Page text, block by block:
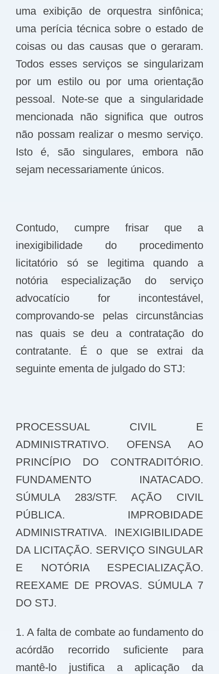
uma exibição de orquestra sinfônica;
uma perícia técnica sobre o estado de
coisas ou das causas que o geraram.
Todos esses serviços se singularizam
por um estilo ou por uma orientação
pessoal. Note-se que a singularidade
mencionada não significa que outros
não possam realizar o mesmo serviço.
Isto é, são singulares, embora não
sejam necessariamente únicos.
Contudo, cumpre frisar que a
inexigibilidade do procedimento
licitatório só se legitima quando a
notória especialização do serviço
advocatício for incontestável,
comprovando-se pelas circunstâncias
nas quais se deu a contratação do
contratante. É o que se extrai da
seguinte ementa de julgado do STJ:
PROCESSUAL CIVIL E
ADMINISTRATIVO. OFENSA AO
PRINCÍPIO DO CONTRADITÓRIO.
FUNDAMENTO INATACADO.
SÚMULA 283/STF. AÇÃO CIVIL
PÚBLICA. IMPROBIDADE
ADMINISTRATIVA. INEXIGIBILIDADE
DA LICITAÇÃO. SERVIÇO SINGULAR
E NOTÓRIA ESPECIALIZAÇÃO.
REEXAME DE PROVAS. SÚMULA 7
DO STJ.
1. A falta de combate ao fundamento do
acórdão recorrido suficiente para
mantê-lo justifica a aplicação da